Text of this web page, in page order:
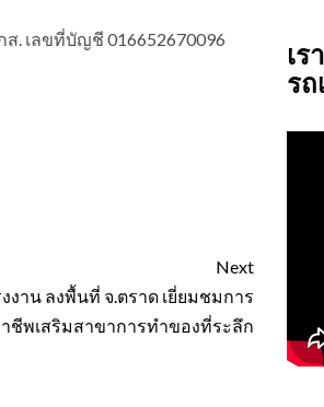
. เลขที่บัญชี 016652670096
Next
งาน ลงพื้นที่ จ.ตราด เยี่ยมชมการ
ชีพเสริมสาขาการทำของที่ระลึก
เร
รถ